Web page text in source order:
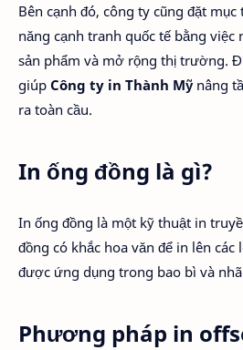
Bên cạnh đó, công ty cũng đặt
năng cạnh tranh quốc tế bằng việc
sản phẩm và mở rộng thị trường.
giúp Công ty in Thành Mỹnâng
ra toàn cầu.
In ống đồng là gì?
In ống đồng là một kỹ thuật in
đồng có khắc hoa văn để in lên
được ứng dụng trong bao bì và
Phương pháp in